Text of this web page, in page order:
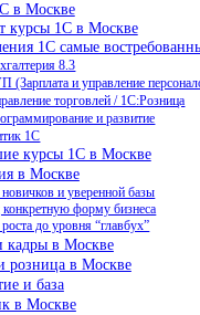
в Москве
курсы 1С в Москве
1С самые
8.3
(Зарплата и управление
торговлей / 1С:Розница
и развитие
1С
курсы 1С в Москве
в Москве
и уверенной базы
форму бизнеса
до уровня “главбух”
кадры в Москве
розница в Москве
и база
в Москве